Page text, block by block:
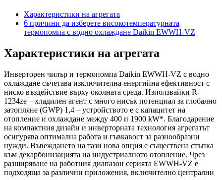
Характеристики на агрегата
6 причини да изберете високотемпературната
термопомпа с водно охлаждане Daikin EWWH-VZ
Характеристики на агрегата
Инверторен чилър и термопомпа Daikin EWWH-VZ с водно
охлаждане съчетава изключителна енергийна ефективност с
ниско въздействие върху околната среда. Използвайки R-
1234ze – хладилен агент с много нисък потенциал за глобално
затопляне (GWP) 1,4 – устройството е с капацитет на
отопление и охлаждане между 400 и 1900 kW*. Благодарение
на компактния дизайн и инверторната технология агрегатът
осигурява оптимална работа и гъвкавост за разнообразни
нужди. Въвеждането на тази нова опция е съществена стъпка
към декарбонизацията на индустриалното отопление. Чрез
разширяване на работния диапазон серията EWWH-VZ е
подходяща за различни приложения, включително централни